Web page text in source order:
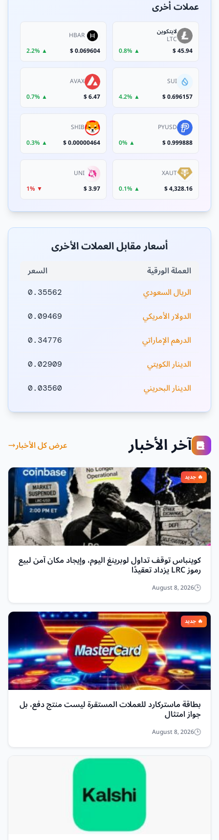
عملات أخرى
لايتكوين
LTC
45.94 $
▲ 0.8%
HBAR
0.069604 $
▲ 2.2%
SUI
0.696157 $
▲ 4.2%
AVAX
6.47 $
▲ 0.7%
PYUSD
0.999888 $
▲ 0%
SHIB
0.00000464 $
▲ 0.3%
XAUT
4,328.16 $
▲ 0.1%
UNI
3.97 $
▼ 1%
أسعار مقابل العملات الأخرى
العملة الورقية
السعر
الريال السعودي
0.35562
الدولار الأمريكي 0.09469
الدرهم الإماراتي 0.34776
الدينار الكويتي 0.02909
الدينار البحريني 0.03560
آخر الأخبار عرض كل الأخبار
كوينباس توقف تداول لوبرينغ اليوم، وإيجاد مكان آمن لبيع
رموز LRC يزداد تعقيدًا
August 8, 2026
بطاقة ماستركارد للعملات المستقرة ليست منتج دفع، بل
جواز امتثال
August 8, 2026